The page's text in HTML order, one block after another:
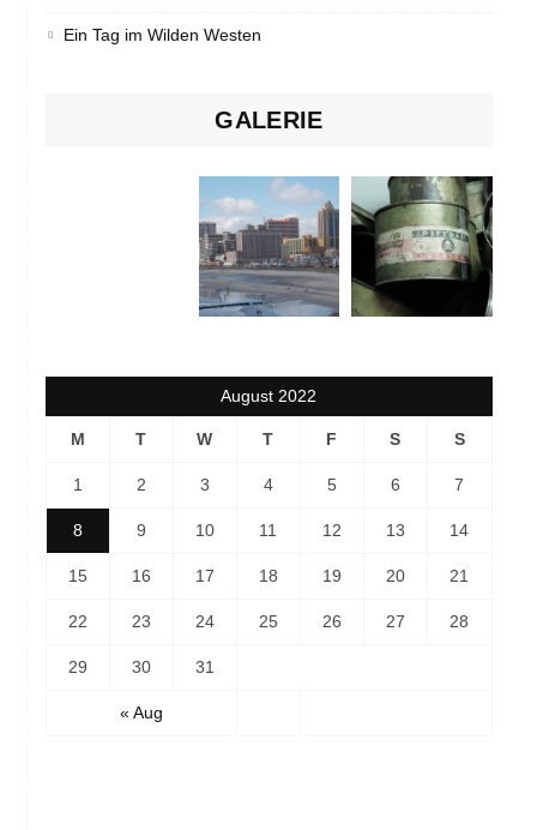
Ein Tag im Wilden Westen
GALERIE
August 2022
M T W T F S S
« Aug
1 2 3 4 5 6 7
8 9 10 11 12 13 14
15 16 17 18 19 20 21
22 23 24 25 26 27 28
29 30 31